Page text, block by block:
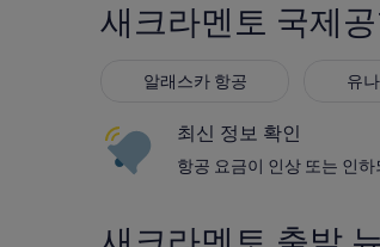
새크라멘토 국제
알래스카 항공
알래스카 항공 유
유나이
최신 정보 확인
항공 요금이 인상 또는 인